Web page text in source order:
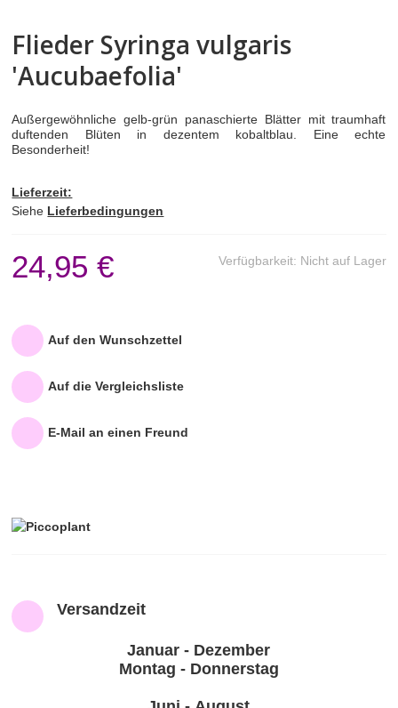
BEEREN- & ZIERSTRÄUCHER
TIPPS & ZUBEHÖR
UNTERNEHMEN
Flieder Syringa vulgaris
'Aucubaefolia'
Außergewöhnliche gelb-grün panaschierte Blätter mit traumhaft
duftenden Blüten in dezentem kobaltblau. Eine echte
Besonderheit!
Lieferzeit:
Siehe Lieferbedingungen
Verfügbarkeit: Nicht auf Lager
24,95 €
Auf den Wunschzettel
Auf die Vergleichsliste
E-Mail an einen Freund
Versandzeit
Januar - Dezember
Montag - Donnerstag